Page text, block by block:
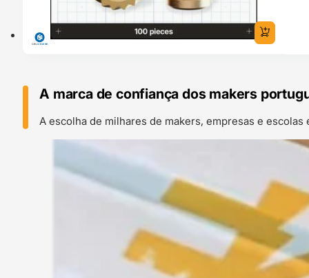
A marca de confiança dos makers
A escolha de milhares de makers, empresas e escolas